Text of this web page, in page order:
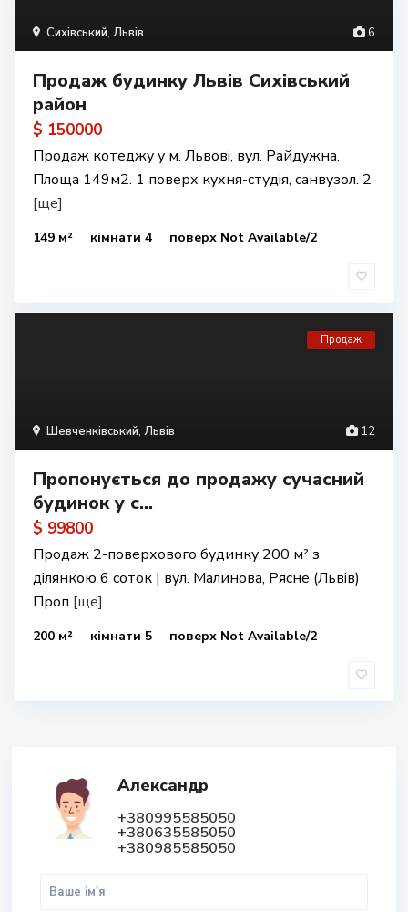
6
Сихівський, Львів
Продаж будинку Львів Сихівський
район
$ 150000
Продаж котеджу у м. Львові, вул. Райдужна.
Площа 149м2. 1 поверх кухня-студія, санвузол. 2
[ще]
149 м² кімнати 4 поверх Not Available/2
12
Шевченківський, Львів
Продаж
Пропонується до продажу сучасний
будинок у с...
$ 99800
Продаж 2-поверхового будинку 200 м² з
ділянкою 6 соток | вул. Малинова, Рясне (Львів)
Проп [ще]
200 м² кімнати 5 поверх Not Available/2
Александр
+380995585050
+380635585050
+380985585050